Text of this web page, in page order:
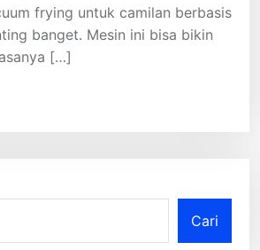
frying untuk camilan berbasis
banget. Mesin ini bisa bikin
[…]
Cari